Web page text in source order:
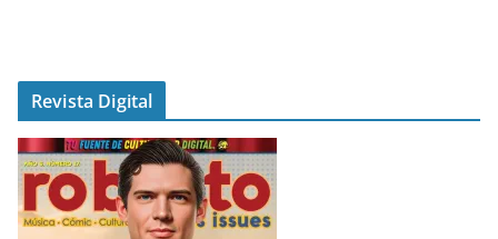
Revista Digital